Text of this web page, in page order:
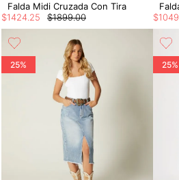
Falda Midi Cruzada Con Tira
$1899.00
$1424.25 $1049
25% 25%